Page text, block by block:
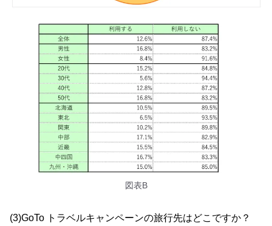
図表B
(3)GoTo トラベルキャンペーンの旅行先はどこですか？